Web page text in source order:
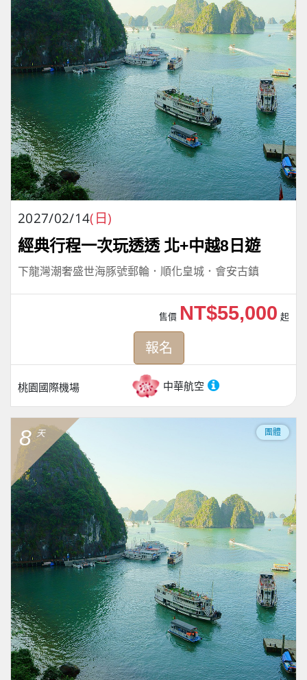
2027/02/14(日)
經典行程一次玩透透 北+中越8日遊
下龍灣潮奢盛世海豚號郵輪．順化皇城．會安古鎮
桃園國際機場 中華航空
售價 NT$55,000 起
報名
8 天 團體